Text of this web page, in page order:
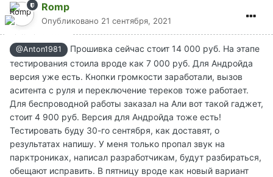
Romp
Опубликовано 21 сентября, 2021
@Anton1981
Прошивка сейчас стоит 14 000 руб. На этапе
тестирования стоила вроде как 7 000 руб. Для Андройда
версия уже есть. Кнопки громкости заработали, вызов
аситента с руля и переключение тереков тоже работает.
Для беспроводной работы заказал на Али вот такой гаджет,
стоит 4 900 руб. Версия для Андройда тоже есть!
Тестировать буду 30-го сентября, как доставят, о
результатах напишу. У меня только пропал звук на
парктрониках, написал разработчикам, будут разбираться,
обещают исправить. В пятницу вроде как новый вариант